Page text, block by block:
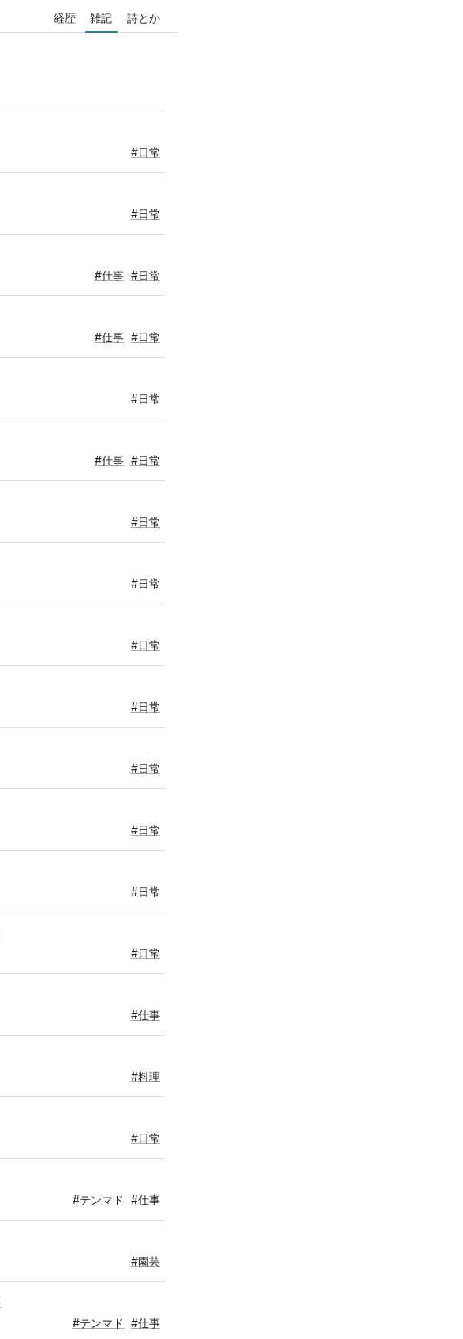
経歴 雑記 詩とか
#日常
#日常
#仕事 #日常
#仕事 #日常
#日常
#仕事 #日常
#日常
#日常
#日常
#日常
#日常
#日常
#日常
#日常
#仕事
#料理
#日常
#テンマド #仕事
#園芸
#テンマド #仕事